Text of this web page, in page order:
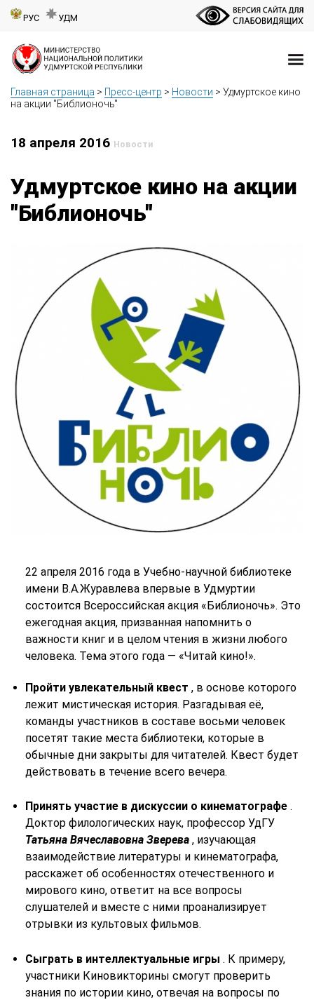
РУС УДМ
Главная страница > Пресс-центр > Новости > Удмуртское кино
на акции "Библионочь"
18 апреля 2016 Новости
Удмуртское кино на акции
"Библионочь"
22 апреля 2016 года в Учебно-научной библиотеке
имени В.А.Журавлева впервые в Удмуртии
состоится Всероссийская акция «Библионочь». Это
ежегодная акция, призванная напомнить о
важности книг и в целом чтения в жизни любого
человека. Тема этого года — «Читай кино!».
Пройти увлекательный квест , в основе которого
лежит мистическая история. Разгадывая её,
команды участников в составе восьми человек
посетят такие места библиотеки, которые в
обычные дни закрыты для читателей. Квест будет
действовать в течение всего вечера.
Принять участие в дискуссии о кинематографе .
Доктор филологических наук, профессор УдГУ
Татьяна Вячеславовна Зверева , изучающая
взаимодействие литературы и кинематографа,
расскажет об особенностях отечественного и
мирового кино, ответит на все вопросы
слушателей и вместе с ними проанализирует
отрывки из культовых фильмов.
Сыграть в интеллектуальные игры . К примеру,
участники Киновикторины смогут проверить
знания по истории кино, отвечая на вопросы по